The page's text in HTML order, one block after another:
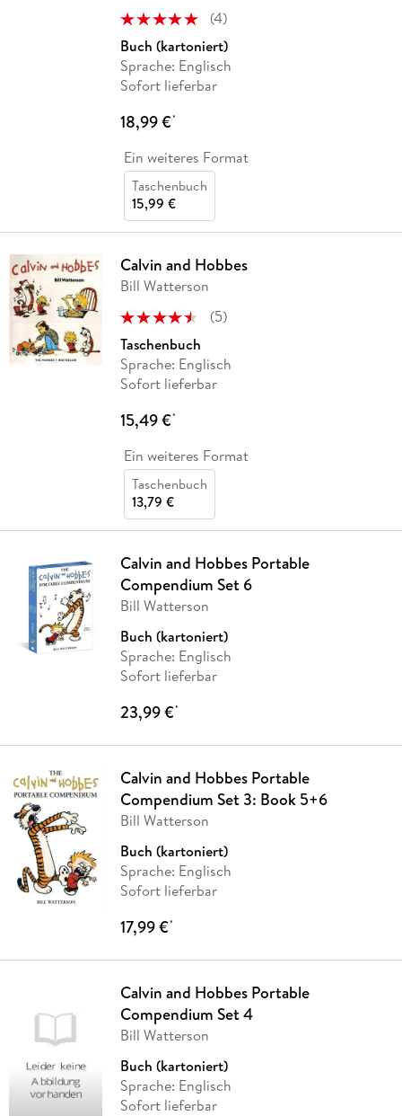
(4)
Buch (kartoniert)
Sprache: Englisch
Sofort lieferbar
18,99 €*
Ein weiteres Format
Taschenbuch
15,99 €
Calvin and Hobbes
Bill Watterson
(5)
Taschenbuch
Sprache: Englisch
Sofort lieferbar
15,49 €*
Ein weiteres Format
Taschenbuch
13,79 €
Calvin and Hobbes Portable
Compendium Set 6
Bill Watterson
Buch (kartoniert)
Sprache: Englisch
Sofort lieferbar
23,99 €*
Calvin and Hobbes Portable
Compendium Set 3: Book 5+6
Bill Watterson
Buch (kartoniert)
Sprache: Englisch
Sofort lieferbar
17,99 €*
Calvin and Hobbes Portable
Compendium Set 4
Bill Watterson
Buch (kartoniert)
Sprache: Englisch
Sofort lieferbar